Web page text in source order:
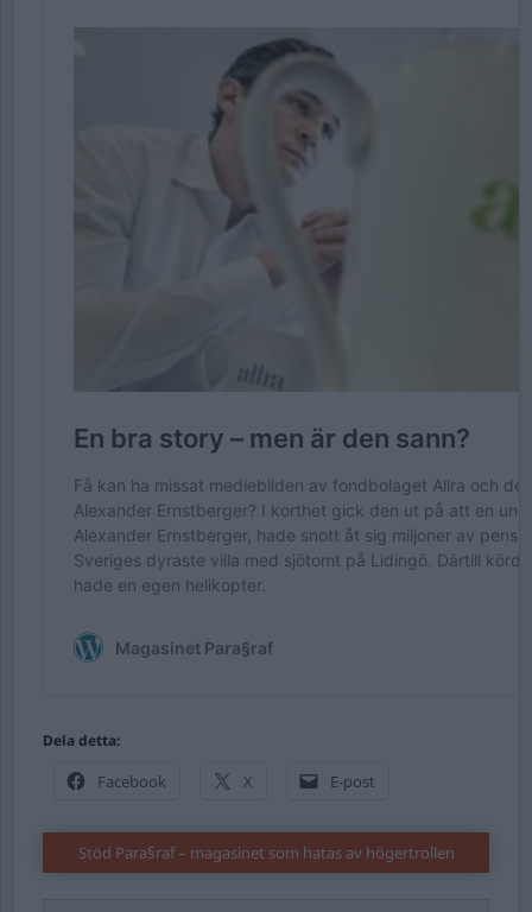
Dela detta:
Facebook X E-post
Stöd Para§raf – magasinet som hatas av högertrollen